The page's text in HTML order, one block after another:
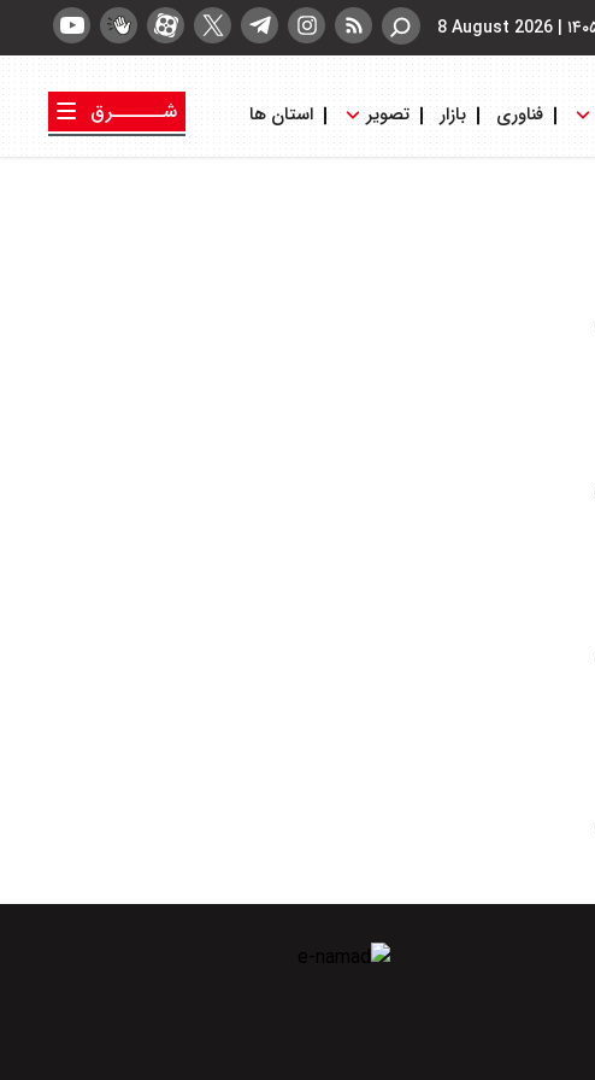
|
8 August 2026
فناوری بازار تصویر استان ها
شــــــرق